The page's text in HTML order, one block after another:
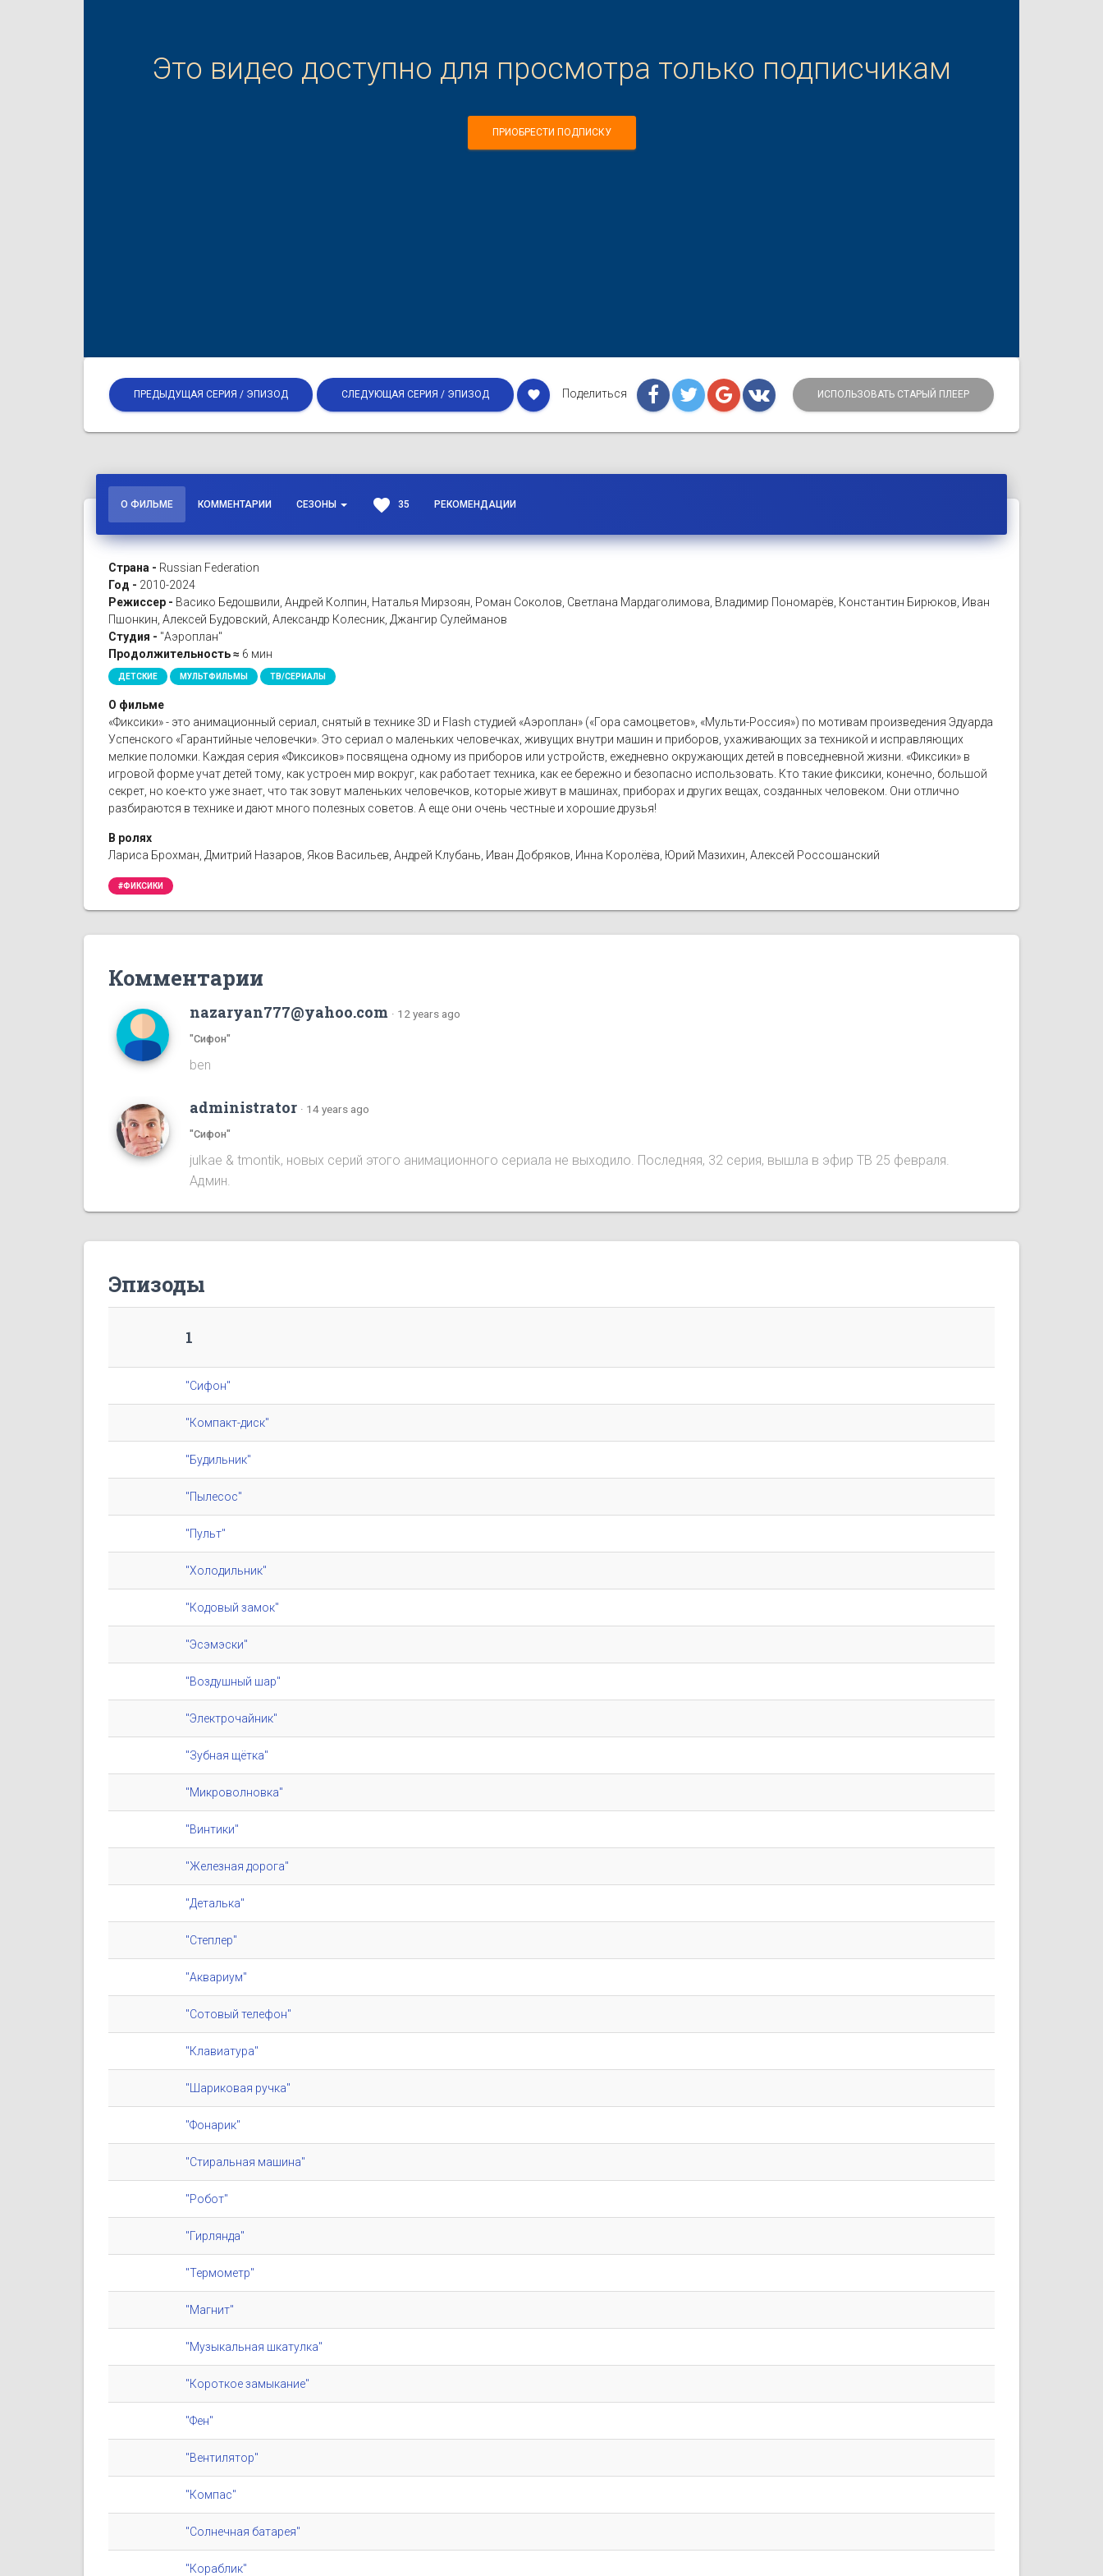
Это видео доступно для просмотра только подписчикам
ПРИОБРЕСТИ ПОДПИСКУ
ПРЕДЫДУЩАЯ СЕРИЯ / ЭПИЗОД СЛЕДУЮЩАЯ СЕРИЯ / ЭПИЗОД favorite Поделиться ИСПОЛЬЗОВАТЬ СТАРЫЙ ПЛЕЕР
О ФИЛЬМЕ КОММЕНТАРИИ СЕЗОНЫ favorite 35 РЕКОМЕНДАЦИИ
Страна - Russian Federation
Год - 2010-2024
Режиссер - Васико Бедошвили, Андрей Колпин, Наталья Мирзоян, Роман Соколов, Светлана Мардаголимова, Владимир Пономарёв, Константин Бирюков, Иван
Пшонкин, Алексей Будовский, Александр Колесник, Джангир Сулейманов
Студия - "Аэроплан"
Продолжительность ≈ 6 мин
ДЕТСКИЕ МУЛЬТФИЛЬМЫ ТВ/СЕРИАЛЫ
О фильме
«Фиксики» - это анимационный сериал, снятый в технике 3D и Flash студией «Аэроплан» («Гора самоцветов», «Мульти-Россия») по мотивам произведения Эдуарда
Успенского «Гарантийные человечки». Это сериал о маленьких человечках, живущих внутри машин и приборов, ухаживающих за техникой и исправляющих
мелкие поломки. Каждая серия «Фиксиков» посвящена одному из приборов или устройств, ежедневно окружающих детей в повседневной жизни. «Фиксики» в
игровой форме учат детей тому, как устроен мир вокруг, как работает техника, как ее бережно и безопасно использовать. Кто такие фиксики, конечно, большой
секрет, но кое-кто уже знает, что так зовут маленьких человечков, которые живут в машинах, приборах и других вещах, созданных человеком. Они отлично
разбираются в технике и дают много полезных советов. А еще они очень честные и хорошие друзья!
В ролях
Лариса Брохман, Дмитрий Назаров, Яков Васильев, Андрей Клубань, Иван Добряков, Инна Королёва, Юрий Мазихин, Алексей Россошанский
#ФИКСИКИ
Комментарии
nazaryan777@yahoo.com · 12 years ago
"Сифон"
ben
administrator · 14 years ago
"Сифон"
julkae & tmontik, новых серий этого анимационного сериала не выходило. Последняя, 32 серия, вышла в эфир ТВ 25 февраля.
Админ.
Эпизоды
1
"Сифон"
"Компакт-диск"
"Будильник"
"Пылесос"
"Пульт"
"Холодильник"
"Кодовый замок"
"Эсэмэски"
"Воздушный шар"
"Электрочайник"
"Зубная щётка"
"Микроволновка"
"Винтики"
"Железная дорога"
"Деталька"
"Степлер"
"Аквариум"
"Сотовый телефон"
"Клавиатура"
"Шариковая ручка"
"Фонарик"
"Стиральная машина"
"Робот"
"Гирлянда"
"Термометр"
"Магнит"
"Музыкальная шкатулка"
"Короткое замыкание"
"Фен"
"Вентилятор"
"Компас"
"Солнечная батарея"
"Кораблик"